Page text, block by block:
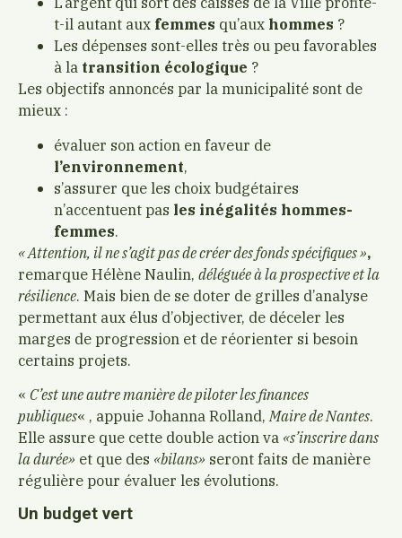
t-il autant aux femmes qu’aux hommes ?
Les dépenses sont-elles très ou peu favorables
à la transition écologique ?
Les objectifs annoncés par la municipalité sont de
mieux :
évaluer son action en faveur de
l’environnement,
s’assurer que les choix budgétaires
n’accentuent pas les inégalités hommes-
femmes.
« Attention, il ne s’agit pas de créer des fonds spécifiques »,
remarque Hélène Naulin, déléguée à la prospective et la
résilience. Mais bien de se doter de grilles d’analyse
permettant aux élus d’objectiver, de déceler les
marges de progression et de réorienter si besoin
certains projets.
« C’est une autre manière de piloter les finances
publiques« , appuie Johanna Rolland, Maire de Nantes.
Elle assure que cette double action va «s’inscrire dans
la durée» et que des «bilans» seront faits de manière
régulière pour évaluer les évolutions.
Un budget vert